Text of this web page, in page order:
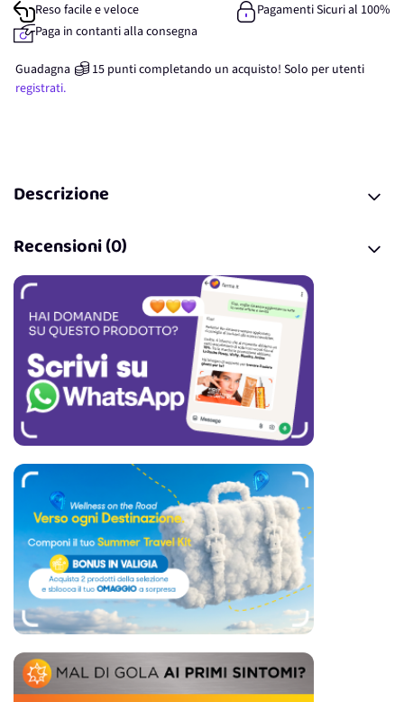
Reso facile e veloce
Pagamenti Sicuri al 100%
Paga in contanti alla consegna
Guadagna 15 punticompletando un acquisto! Solo per utenti
registrati.
Descrizione
Recensioni (0)